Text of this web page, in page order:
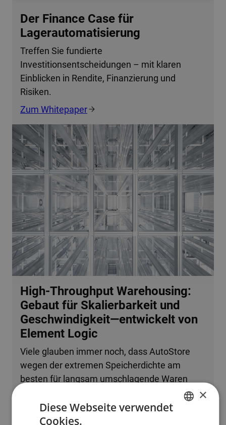
Der Finance Case für
Lagerautomatisierung
Treffen Sie fundierte
Investitionsentscheidungen – mit klaren
Einblicken in Rendite, Finanzierung und
Risiken.
Zum Whitepaper
High-Throughput Warehousing:
Gebaut für Skalierbarkeit und
Geschwindigkeit—entwickelt von
Element Logic
Viele glauben immer noch, dass AutoStore
wegen der extremen Speicherdichte am
besten für langsam umschlagende Waren
oder kleine Betriebe geeignet ist. Tatsache ist,
dass das System problemlos mehrere
zehntausend Bestellzeilen pro Stunde
×
Diese Webseite verwendet
Cookies.